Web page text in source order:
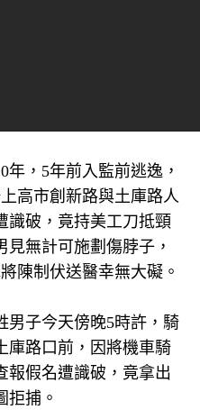
年，5年前入監前逃逸，
高市創新路與土庫路人
識破，竟持美工刀抵頸
無計可施劃傷脖子，
陳制伏送醫幸無大礙。
男子今天傍晚5時許，騎
庫路口前，因將機車騎
報假名遭識破，竟拿出
拒捕。